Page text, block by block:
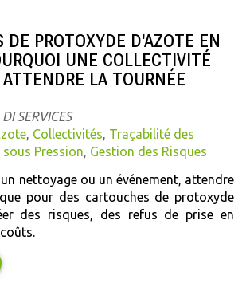
DE PROTOXYDE D'AZOTE EN
UNE COLLECTIVITÉ
LA TOURNÉE
Publié
par
DI SERVICES
, Collectivités, Traçabilité des
sous Pression, Gestion des Risques
nettoyage ou un événement, attendre
pour des cartouches de protoxyde
des risques, des refus de prise en